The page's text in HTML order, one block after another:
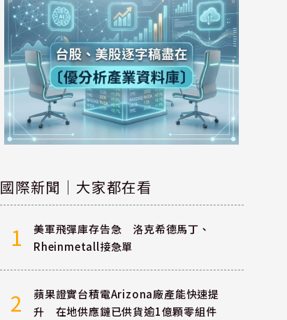
國際新聞｜大家都在看
1
美軍飛彈庫存告急 洛克希德馬丁、
Rheinmetall接急單
2
蘋果證實台積電Arizona廠產能快速提
升 在地供應鏈已供貨逾1億顆零組件